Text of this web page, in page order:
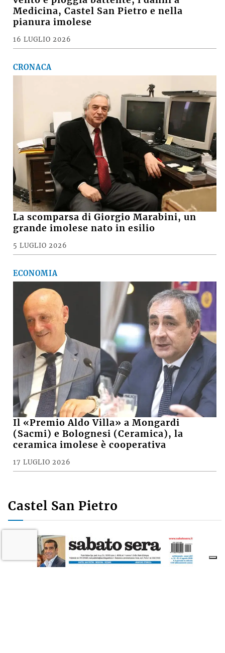
Medicina, Castel San Pietro e nella
pianura imolese
16 LUGLIO 2026
CRONACA
La scomparsa di Giorgio Marabini, un
grande imolese nato in esilio
5 LUGLIO 2026
ECONOMIA
Il «Premio Aldo Villa» a Mongardi
(Sacmi) e Bolognesi (Ceramica), la
ceramica imolese è cooperativa
17 LUGLIO 2026
Castel San Pietro